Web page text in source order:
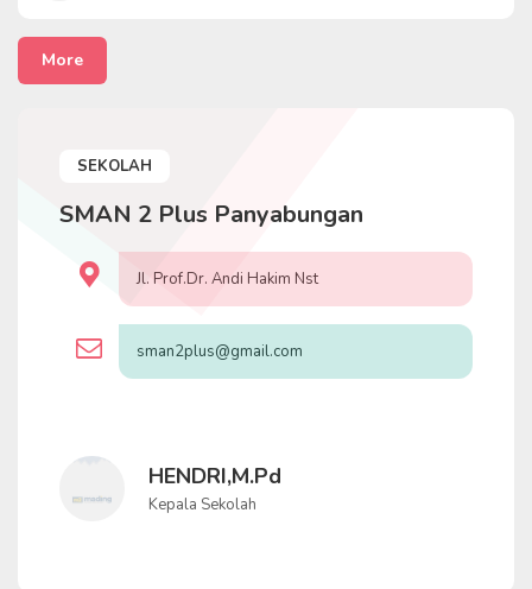
More
SEKOLAH
SMAN 2 Plus Panyabungan
Jl. Prof.Dr. Andi Hakim Nst
sman2plus@gmail.com
HENDRI,M.Pd
Kepala Sekolah